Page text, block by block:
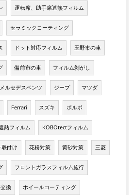
運転席、助手席遮熱フィルム
セラミックコーティング
ドット対応フィルム 玉野市の車
備前市の車 フィルム剝がし
メルセデスベンツ ジープ マツダ
Ferrari スズキ ボルボ
熱フィルム KOBOtectフィルム
取付け 花粉対策 黄砂対策 三菱
フロントガラスフィルム施行
換 ホイールコーティング